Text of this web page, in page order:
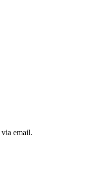
email.